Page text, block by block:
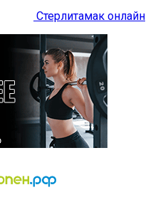
Стерлитамак онлайн